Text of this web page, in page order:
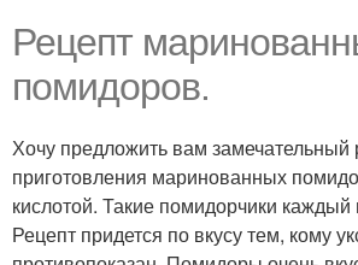
Рецепт
помидоров.
Хочу предложить вам замечательный
приготовления маринованных
кислотой. Такие помидорчики каждый
Рецепт придется по вкусу тем, кому